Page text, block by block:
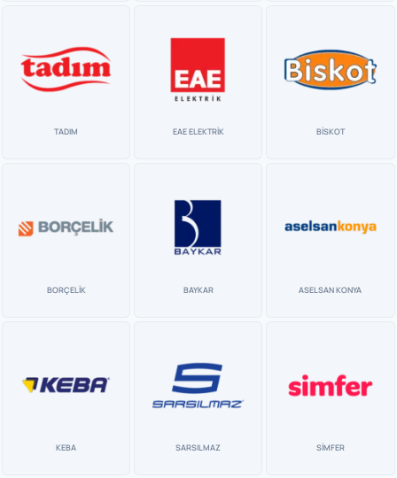
TADIM EAE ELEKTRİK BİSKOT
BORÇELİK BAYKAR ASELSAN KONYA
KEBA SARSILMAZ SİMFER